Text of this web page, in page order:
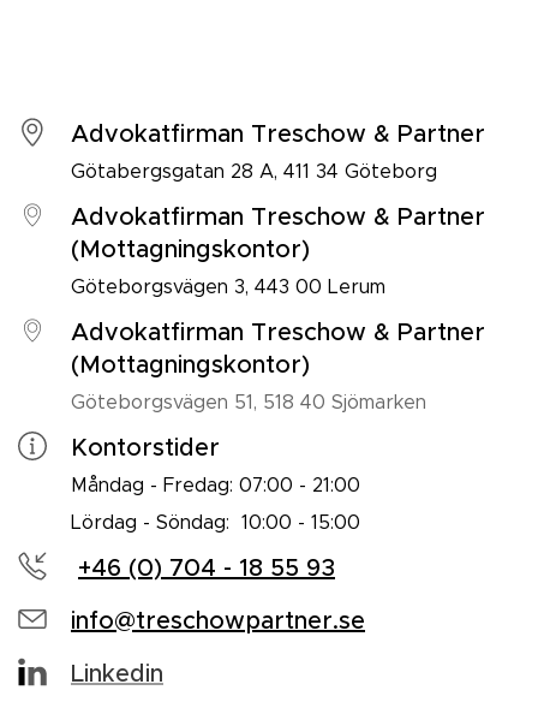
Advokatfirman Treschow & Partner
Götabergsgatan 28 A, 411 34 Göteborg
Advokatfirman Treschow & Partner
(Mottagningskontor)
Göteborgsvägen 3, 443 00 Lerum
Advokatfirman Treschow & Partner
(Mottagningskontor)
Göteborgsvägen 51, 518 40 Sjömarken
Kontorstider
Måndag - Fredag: 07:00 - 21:00
Lördag - Söndag: 10:00 - 15:00
+46 (0) 704 - 18 55 93
info@treschowpartner.se
Linkedin